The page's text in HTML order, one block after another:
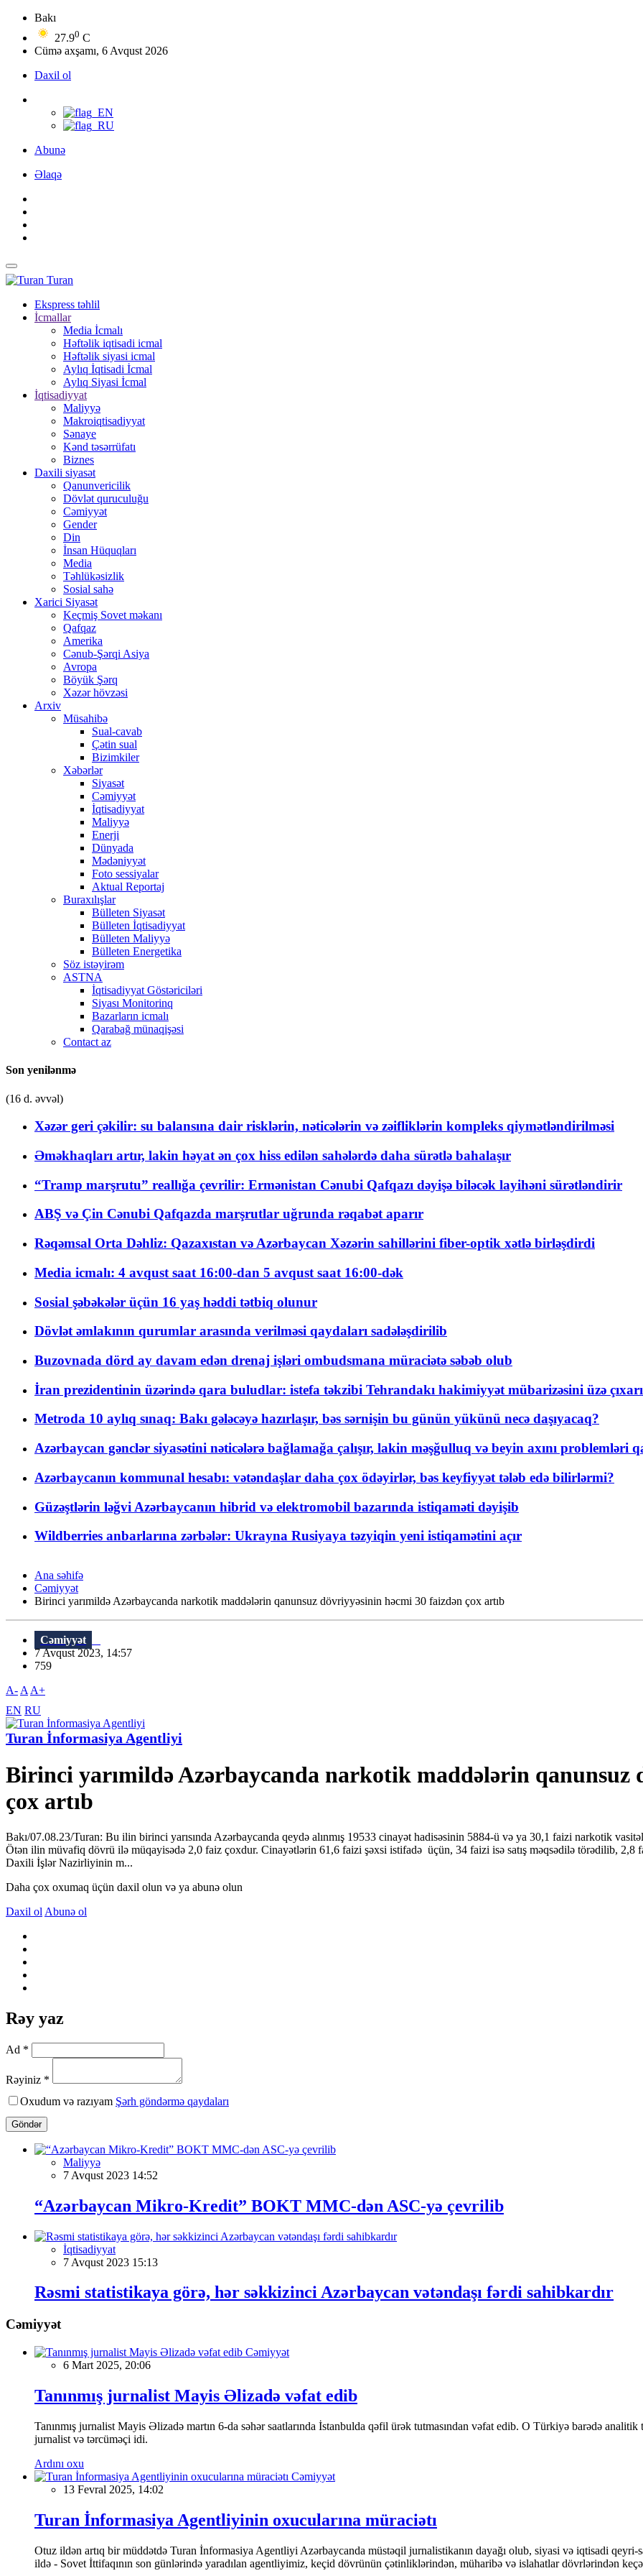
Bakı
27.90 C
Cümə axşamı, 6 Avqust 2026
Daxil ol
Abunə
Əlaqə
Turan
Ekspress təhlil
İcmallar
Media İcmalı
Həftəlik iqtisadi icmal
Həftəlik siyasi icmal
Aylıq İqtisadi İcmal
Aylıq Siyasi İcmal
İqtisadiyyat
Maliyyə
Makroiqtisadiyyat
Sənaye
Kənd təsərrüfatı
Biznes
Daxili siyasət
Qanunvericilik
Dövlət quruculuğu
Cəmiyyət
Gender
Din
İnsan Hüquqları
Media
Təhlükəsizlik
Sosial sahə
Xarici Siyasət
Keçmiş Sovet məkanı
Qafqaz
Amerika
Cənub-Şərqi Asiya
Avropa
Böyük Şərq
Xəzər hövzəsi
Arxiv
Müsahibə
Sual-cavab
Çətin sual
Bizimkiler
Xəbərlər
Siyasət
Cəmiyyət
İqtisadiyyat
Maliyyə
Enerji
Dünyada
Mədəniyyət
Foto sessiyalar
Aktual Reportaj
Buraxılışlar
Bülleten Siyasət
Bülleten İqtisadiyyat
Bülleten Maliyyə
Bülleten Energetika
Söz istəyirəm
ASTNA
İqtisadiyyat Göstəriciləri
Siyası Monitorinq
Bazarların icmalı
Qarabağ münaqişəsi
Contact az
Son yenilənmə
(16 d. əvvəl)
Xəzər geri çəkilir: su balansına dair risklərin, nəticələrin və zəifliklərin kompleks qiymətləndirilməsi
Əməkhaqları artır, lakin həyat ən çox hiss edilən sahələrdə daha sürətlə bahalaşır
“Tramp marşrutu” reallığa çevrilir: Ermənistan Cənubi Qafqazı dəyişə biləcək layihəni sürətləndirir
ABŞ və Çin Cənubi Qafqazda marşrutlar uğrunda rəqabət aparır
Rəqəmsal Orta Dəhliz: Qazaxıstan və Azərbaycan Xəzərin sahillərini fiber-optik xətlə birləşdirdi
Media icmalı: 4 avqust saat 16:00-dan 5 avqust saat 16:00-dək
Sosial şəbəkələr üçün 16 yaş həddi tətbiq olunur
Dövlət əmlakının qurumlar arasında verilməsi qaydaları sadələşdirilib
Buzovnada dörd ay davam edən drenaj işləri ombudsmana müraciətə səbəb olub
İran prezidentinin üzərində qara buludlar: istefa təkzibi Tehrandakı hakimiyyət mübarizəsini üzə
Metroda 10 aylıq sınaq: Bakı gələcəyə hazırlaşır, bəs sərnişin bu günün yükünü necə daşıyacaq?
Azərbaycan gənclər siyasətini nəticələrə bağlamağa çalışır, lakin məşğulluq və beyin axını problemləri
Azərbaycanın kommunal hesabı: vətəndaşlar daha çox ödəyirlər, bəs keyfiyyət tələb edə bilirlərmi?
Güzəştlərin ləğvi Azərbaycanın hibrid və elektromobil bazarında istiqaməti dəyişib
Wildberries anbarlarına zərbələr: Ukrayna Rusiyaya təzyiqin yeni istiqamətini açır
Ana səhifə
Cəmiyyət
Birinci yarımildə Azərbaycanda narkotik maddələrin qanunsuz dövriyyəsinin həcmi 30 faizdən çox artıb
Cəmiyyət
7 Avqust 2023, 14:57
759
A- A A+
EN RU
Turan İnformasiya Agentliyi
Birinci yarımildə Azərbaycanda narkotik maddələrin qanunsuz
çox artıb
Bakı/07.08.23/Turan: Bu ilin birinci yarısında Azərbaycanda qeydə alınmış 19533 cinayət hadisəsinin 5884-ü və ya 30,1 faizi narkotik
Ötən ilin müvafiq dövrü ilə müqayisədə 2,0 faiz çoxdur. Cinayətlərin 61,6 faizi şəxsi istifadə üçün, 34 faizi isə satış məqsədilə törədilib,
Daxili İşlər Nazirliyinin m...
Daha çox oxumaq üçün daxil olun və ya abunə olun
Daxil ol Abunə ol
Rəy yaz
Ad *
Rəyiniz *
Oxudum və razıyam Şərh göndərmə qaydaları
Göndər
Maliyyə
7 Avqust 2023 14:52
“Azərbaycan Mikro-Kredit” BOKT MMC-dən ASC-yə çevrilib
İqtisadiyyat
7 Avqust 2023 15:13
Rəsmi statistikaya görə, hər səkkizinci Azərbaycan vətəndaşı fərdi sahibkardır
Cəmiyyət
Cəmiyyət
6 Mart 2025, 20:06
Tanınmış jurnalist Mayis Əlizadə vəfat edib
Tanınmış jurnalist Mayis Əlizadə martın 6-da səhər saatlarında İstanbulda qəfil ürək tutmasından vəfat edib. O Türkiyə barədə
jurnalist və tərcüməçi idi.
Ardını oxu
Cəmiyyət
13 Fevral 2025, 14:02
Turan İnformasiya Agentliyinin oxucularına müraciətı
Otuz ildən artıq bir müddətdə Turan İnformasiya Agentliyi Azərbaycanda müstəqil jurnalistikanın dayağı olub, siyasi və iqtisadi
ildə - Sovet İttifaqının son günlərində yaradılan agentliyimiz, keçid dövrünün çətinliklərindən, müharibə və islahatlar dövrlərindən